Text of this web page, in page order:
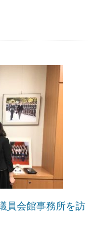
員会館事務所を訪